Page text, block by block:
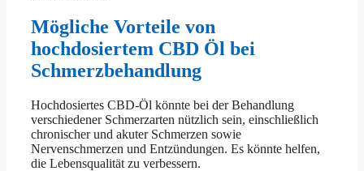
Mögliche Vorteile von
hochdosiertem CBD Öl bei
Schmerzbehandlung
Hochdosiertes CBD-Öl könnte bei der Behandlung
verschiedener Schmerzarten nützlich sein, einschließlich
chronischer und akuter Schmerzen sowie
Nervenschmerzen und Entzündungen. Es könnte helfen,
die Lebensqualität zu verbessern.